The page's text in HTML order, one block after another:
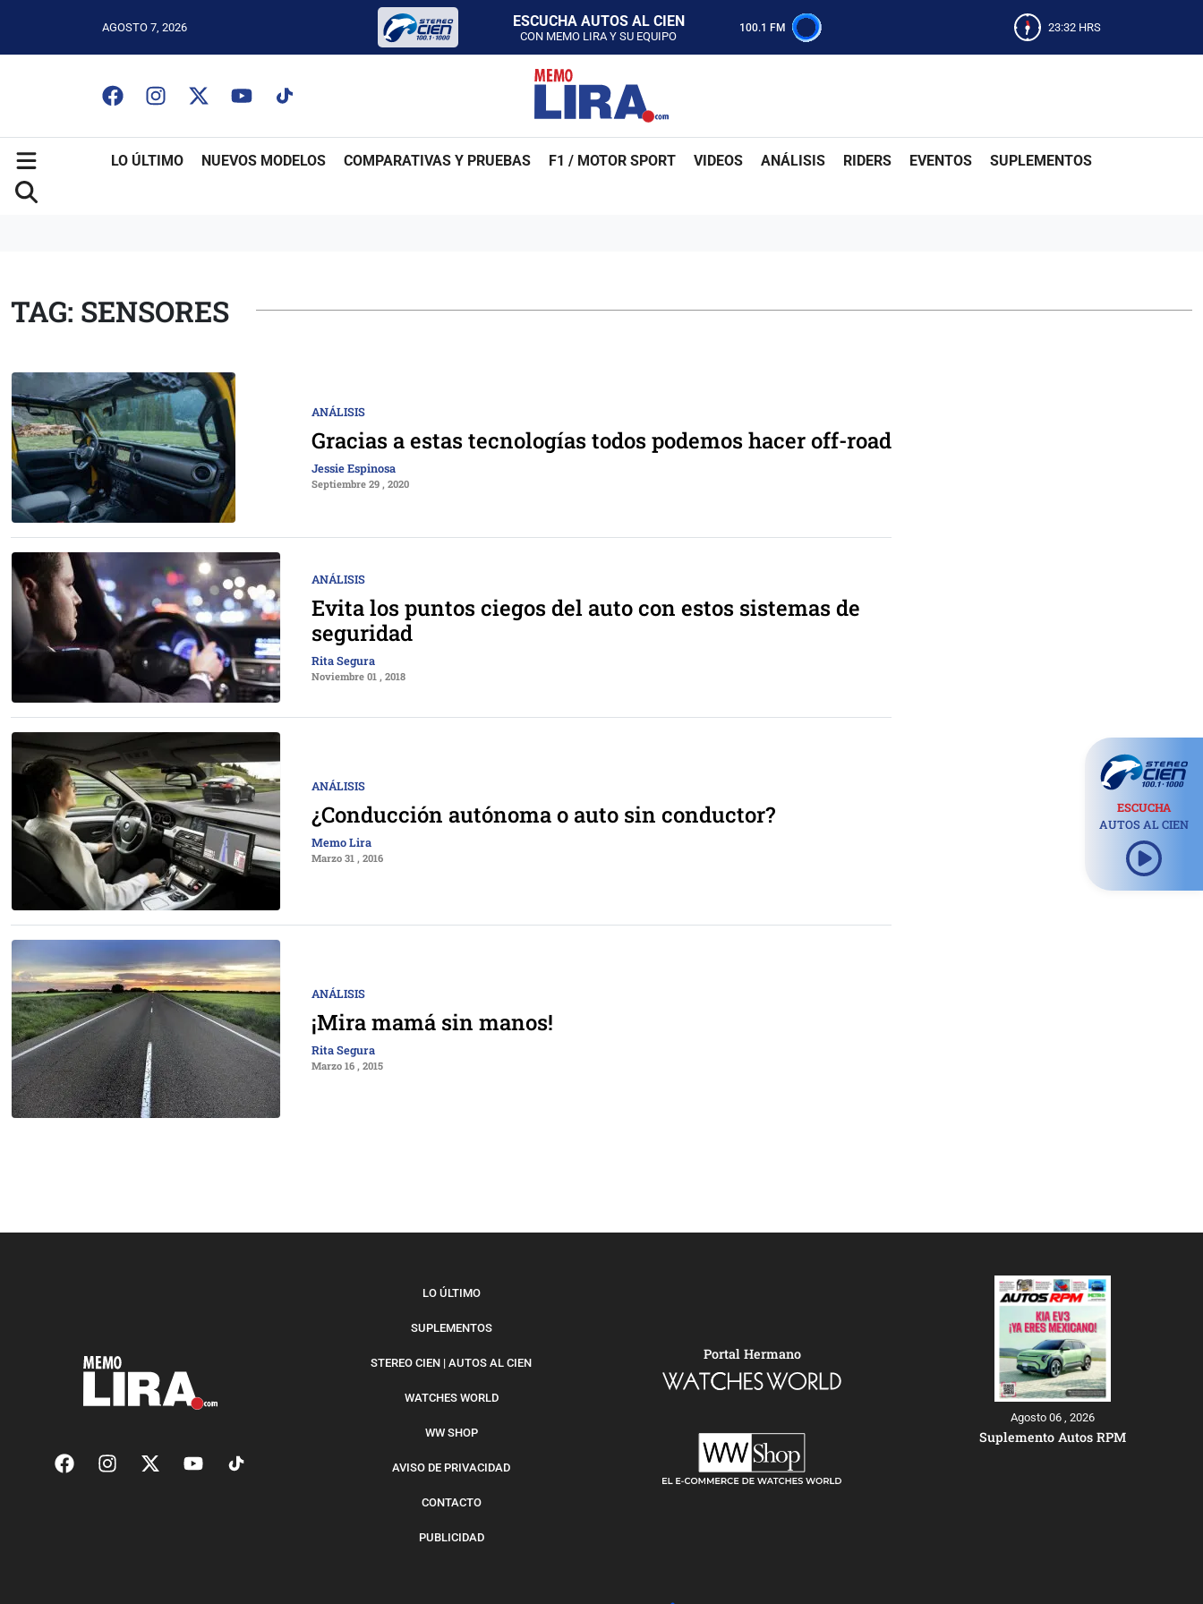
AGOSTO 7, 2026
LUNES A VIERNES - 5:00 PM
SABADO - 12:00 PM
ESCUCHA AUTOS AL CIEN
CON MEMO LIRA Y SU EQUIPO
LUNES A VIERNES - 5:00 PM
SABADO - 12:00 PM
100.1 FM 23:33 HRS
LO ÚLTIMO NUEVOS MODELOS COMPARATIVAS Y PRUEBAS F1 / MOTOR SPORT VIDEOS ANÁLISIS RIDERS EVENTOS SUPLEMENTOS
TAG: SENSORES
ANÁLISIS
Gracias a estas tecnologías todos podemos hacer off-road
Jessie Espinosa
Septiembre 29 , 2020
ANÁLISIS
Evita los puntos ciegos del auto con estos sistemas de
seguridad
Rita Segura
Noviembre 01 , 2018
ANÁLISIS
¿Conducción autónoma o auto sin conductor?
Memo Lira
Marzo 31 , 2016
ANÁLISIS
¡Mira mamá sin manos!
Rita Segura
Marzo 16 , 2015
ESCUCHA
AUTOS AL CIEN
LO ÚLTIMO
SUPLEMENTOS
STEREO CIEN | AUTOS AL CIEN
WATCHES WORLD
WW SHOP
AVISO DE PRIVACIDAD
CONTACTO
PUBLICIDAD
Portal Hermano
Agosto 06 , 2026
Suplemento Autos RPM